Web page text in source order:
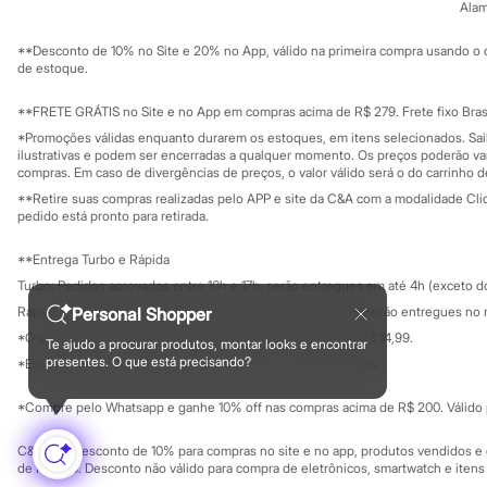
Patrulha Canina
Sonic
Beleza
Kits
Perfumes árabes
Novidades
Cabelos
Condicionador
Finalizadores
Shampoo
Cuidados com o corpo
Protetor solar
Tratamento
Esfoliante
Hidratante
Protetor solar
Tônicos
Personal Shopper
Te ajudo a procurar produtos, montar looks e encontrar
presentes. O que está precisando?
Mapa do site
Investidores
Privacidade
Configuração de cookies
Minha privacidade
Sobre o C&A
Governança
Educação
Formas de pagamento
**Desconto de 10% no Site e 20% no App, válido na primeira compra usando
de estoque.
**FRETE GRÁTIS no Site e no App em compras acima de R$ 279. Frete fixo
*Promoções válidas enquanto durarem os estoques, em itens selecionados.
ilustrativas e podem ser encerradas a qualquer momento. Os preços poderão
compras. Em caso de divergências de preços, o valor válido será o do carrinho
**Retire suas compras realizadas pelo APP e site da C&A com a modalidade
pedido está pronto para retirada.
**Entrega Turbo e Rápida
Turbo: Pedidos aprovados entre 10h e 17h, serão entregues em até 4h (exceto
Rápida: Pedidos com os pagamentos aprovados até as 10h, serão entregues
*O valor do frete para o turbo é R$ 24,99 e para a rápida é R$ 14,99.
*Essa condição ainda não estará disponível em todas as lojas.
*Compre pelo Whatsapp e ganhe 10% off nas compras acima de R$ 200.
C&A Pay: desconto de 10% para compras no site e no app, produtos vendidos
de R$ 400. Desconto não válido para compra de eletrônicos, smartwatch e